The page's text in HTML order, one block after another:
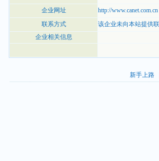
企业网址
http://www.canet.com.cn
联系方式
该企业未向本站提供
企业相关信息
新手上路